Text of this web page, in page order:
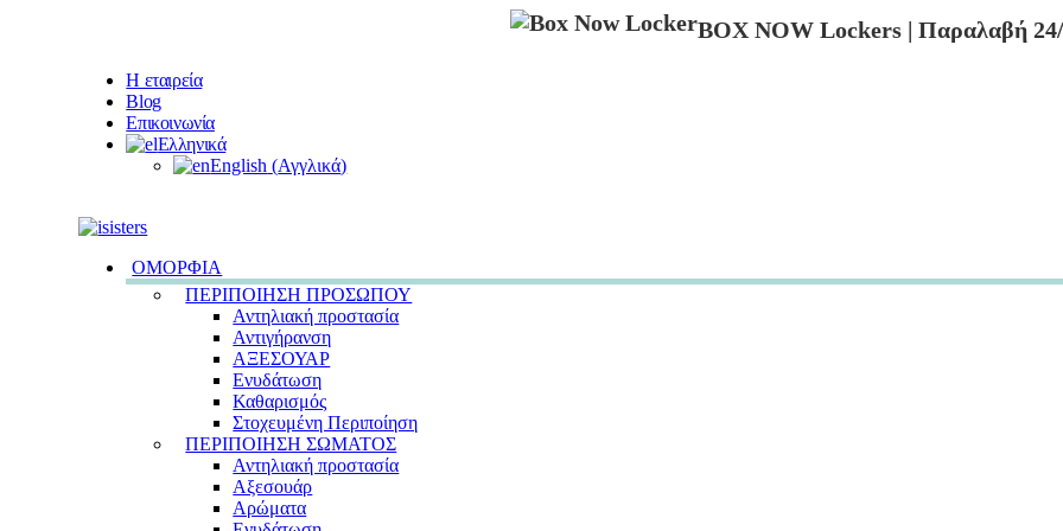
BOX NOW Lockers | Παραλαβή
Η εταιρεία
Blog
Επικοινωνία
Ελληνικά
English (Αγγλικά)
ΟΜΟΡΦΙΑ
ΠΕΡΙΠΟΙΗΣΗ ΠΡΟΣΩΠΟΥ
Αντηλιακή προστασία
Αντιγήρανση
ΑΞΕΣΟΥΑΡ
Ενυδάτωση
Καθαρισμός
Στοχευμένη Περιποίηση
ΠΕΡΙΠΟΙΗΣΗ ΣΩΜΑΤΟΣ
Αντηλιακή προστασία
Αξεσουάρ
Αρώματα